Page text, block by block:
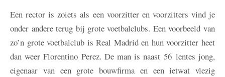
Een rector is zoiets als een voorzitter en voorzitters vind je
onder andere terug bij grote voetbalclubs. Een voorbeeld van
zo’n grote voetbalclub is Real Madrid en hun voorzitter heet
dan weer Florentino Perez. De man is naast 56 lentes jong,
eigenaar van een grote bouwfirma en een ietwat vlezig